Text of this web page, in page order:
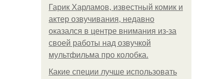
Гарик Харламов, известный комик и
актер озвучивания, недавно
оказался в центре внимания из-за
своей работы над озвучкой
мультфильма про колобка.
Какие специи лучше использовать